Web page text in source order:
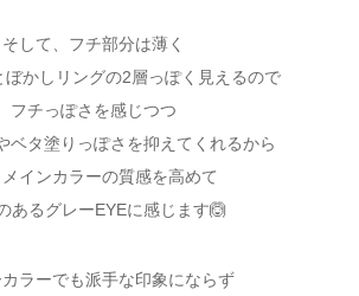
そして、フチ部分は薄く
ぼかしリングの2層っぽく見えるので
フチっぽさを感じつつ
ベタ塗りっぽさを抑えてくれるから
メインカラーの質感を高めて
あるグレーEYEに感じます🙆
ラーでも派手な印象にならず